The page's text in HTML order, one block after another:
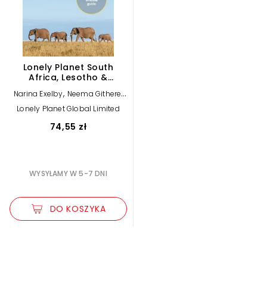
Lonely Planet South
Africa, Lesotho &
Narina Exelby, Neema Githere,
Mwende Mutuli Musau ,
Linathi
Makanda ,Mary Fitzpatrick,Lucy
Michael Grosberg
Lonely Planet
Lonely Planet Global Limited
74,55 zł
WYSYŁAMY W 5-7 DNI
DO KOSZYKA